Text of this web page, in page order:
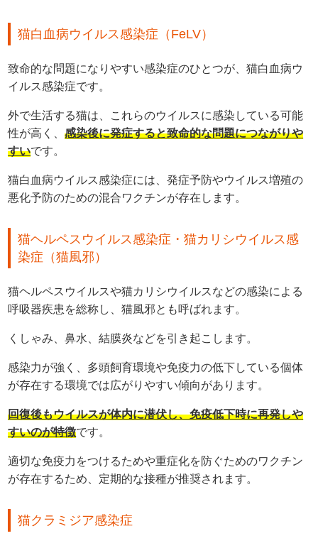
猫白血病ウイルス感染症（FeLV）
致命的な問題になりやすい感染症のひとつが、猫白血病ウ
イルス感染症です。
外で生活する猫は、これらのウイルスに感染している可能
性が高く、感染後に発症すると致命的な問題につながりや
すいです。
猫白血病ウイルス感染症には、発症予防やウイルス増殖の
悪化予防のための混合ワクチンが存在します。
猫ヘルペスウイルス感染症・猫カリシウイルス感
染症（猫風邪）
猫ヘルペスウイルスや猫カリシウイルスなどの感染による
呼吸器疾患を総称し、猫風邪とも呼ばれます。
くしゃみ、鼻水、結膜炎などを引き起こします。
感染力が強く、多頭飼育環境や免疫力の低下している個体
が存在する環境では広がりやすい傾向があります。
回復後もウイルスが体内に潜伏し、免疫低下時に再発しや
すいのが特徴です。
適切な免疫力をつけるためや重症化を防ぐためのワクチン
が存在するため、定期的な接種が推奨されます。
猫クラミジア感染症